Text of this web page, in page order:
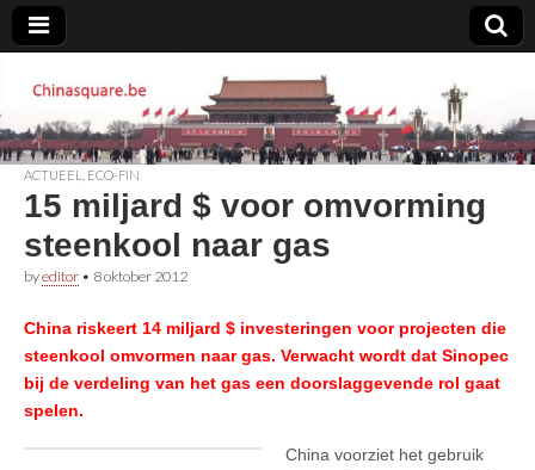
Chinasquare.be
ACTUEEL ECO-FIN
15 miljard $ voor omvorming
steenkool naar gas
byeditor • 8 oktober 2012
China riskeert 14 miljard $ investeringen voor projecten die
steenkool omvormen naar gas. Verwacht wordt dat Sinopec
bij de verdeling van het gas een doorslaggevende rol gaat
spelen.
China voorziet het gebruik